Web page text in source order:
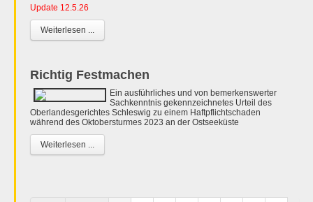
Update 12.5.26
Weiterlesen ...
Richtig Festmachen
Ein ausführliches und von bemerkenswerter
Sachkenntnis gekennzeichnetes Urteil des
Oberlandesgerichtes Schleswig zu einem Haftpflichtschaden
während des Oktobersturmes 2023 an der Ostseeküste
Weiterlesen ...